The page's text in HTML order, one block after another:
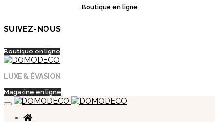
Boutique en ligne
SUIVEZ-NOUS
Boutique en ligne
LUXE & ÉVASION
Magazine en ligne